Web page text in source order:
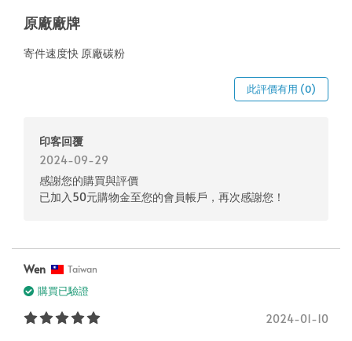
原廠廠牌
寄件速度快 原廠碳粉
此評價有用 (0)
印客回覆
2024-09-29
感謝您的購買與評價
已加入50元購物金至您的會員帳戶，再次感謝您！
Wen Taiwan
購買已驗證
2024-01-10